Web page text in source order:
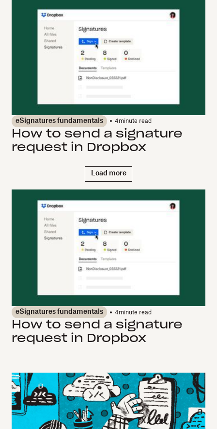
eSignatures fundamentals 4minute read
How to send a signature
request in Dropbox
Load more
eSignatures fundamentals 4minute read
How to send a signature
request in Dropbox